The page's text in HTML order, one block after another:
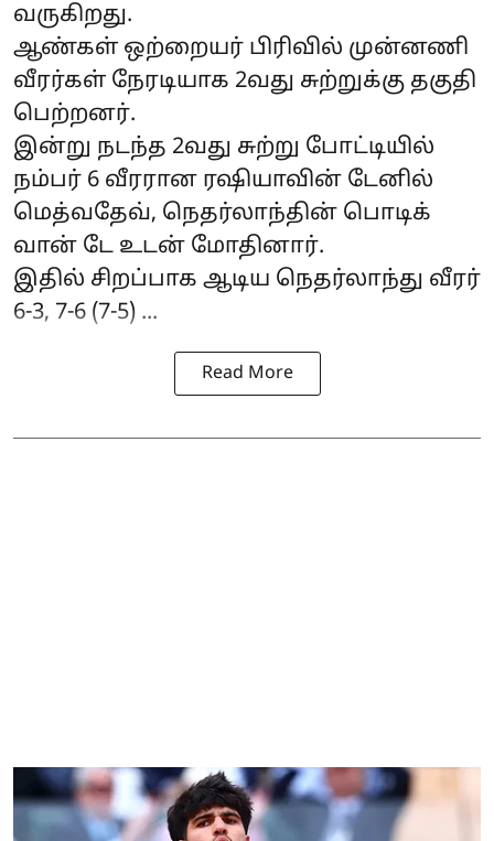
வருகிறது.
ஆண்கள் ஒற்றையர் பிரிவில் முன்னணி
வீரர்கள் நேரடியாக 2வது சுற்றுக்கு தகுதி
பெற்றனர்.
இன்று நடந்த 2வது சுற்று போட்டியில்
நம்பர் 6 வீரரான ரஷியாவின் டேனில்
மெத்வதேவ், நெதர்லாந்தின் பொடிக்
வான் டே உடன் மோதினார்.
இதில் சிறப்பாக ஆடிய நெதர்லாந்து வீரர்
6-3, 7-6 (7-5) ...
Read More